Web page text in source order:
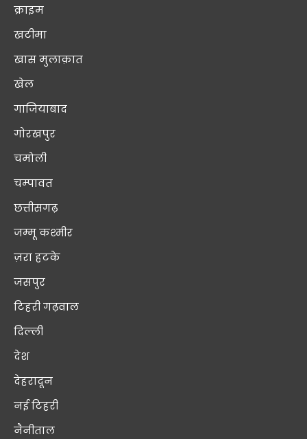
क्राइम
खटीमा
खास मुलाक़ात
खेल
गाजियाबाद
गोरखपुर
चमोली
चम्पावत
छत्तीसगढ़
जम्मू कश्मीर
ज़रा हटके
जसपुर
टिहरी गढ़वाल
दिल्ली
देश
देहरादून
नई टिहरी
नैनीताल